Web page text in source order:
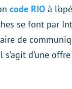
code RIO à
se font par
de
s’agit d’une